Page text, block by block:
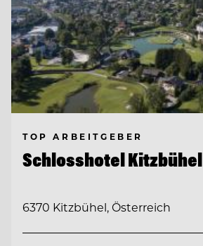
TOP ARBEITGEBER
Schlosshotel Kitzbühel
6370 Kitzbühel, Österreich